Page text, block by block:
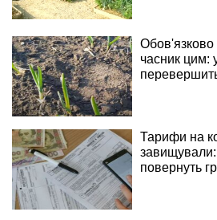
Обов'язково
часник цим:
Тарифи на
завищували:
повернуть